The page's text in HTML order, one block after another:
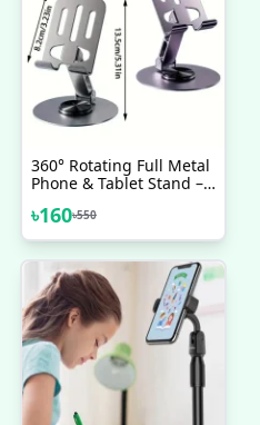
360° Rotating Full Metal
Phone & Tablet Stand –
Adjustable Desktop
Holder For Mobile
৳160৳550